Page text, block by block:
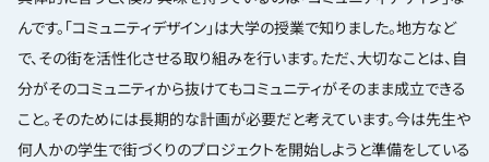
んです。「コミュニティデザイン」は大学の授業で知りました。地方など
で、その街を活性化させる取り組みを行います。ただ、大切なことは、自
分がそのコミュニティから抜けてもコミュニティがそのまま成立できる
こと。そのためには長期的な計画が必要だと考えています。今は先生や
何人かの学生で街づくりのプロジェクトを開始しようと準備をしている